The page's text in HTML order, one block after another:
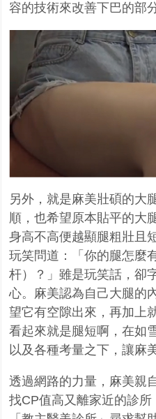
容的技術來改善下巴的部分
另外，就是麻美壯碩的大
順，也希望原本貼平的大
身高不高便越顯腿粗壯且
玩笑問道：「你的腿怎麼
杆）？」雖是玩笑話，卻
心。麻美認為自己大腿的
望它有空隙出來，再加上
看起來就是腿短啊，在如
以及各種考量之下，讓麻
透過網路的力量，麻美親
找CP值高又離家近的診